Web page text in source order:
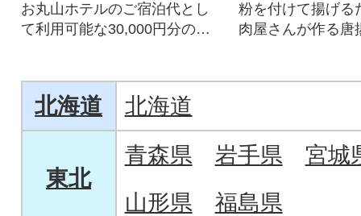
お丸山ホテルのご宿泊代とし
て利用可能な30,000円分の宿
粉を付けて揚げる
肉屋さんが作る唐
北海道 北海道
東北
青森県 岩手県
宮城
山形県
福島県